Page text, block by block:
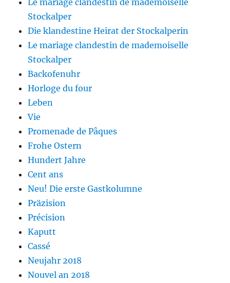
Le mariage clandestin de mademoiselle
Stockalper
Die klandestine Heirat der Stockalperin
Le mariage clandestin de mademoiselle
Stockalper
Backofenuhr
Horloge du four
Leben
Vie
Promenade de Pâques
Frohe Ostern
Hundert Jahre
Cent ans
Neu! Die erste Gastkolumne
Präzision
Précision
Kaputt
Cassé
Neujahr 2018
Nouvel an 2018